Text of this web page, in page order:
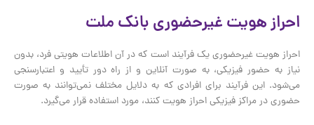
احراز هویت غیرحضوری بانک ملت
احراز هویت غیرحضوری یک فرآیند است که در آن اطلاعات هویتی فرد، بدون
نیاز به حضور فیزیکی، به صورت آنلاین و از راه دور تأیید و اعتبارسنجی
می‌شود. این فرآیند برای افرادی که به دلایل مختلف نمی‌توانند به صورت
حضوری در مراکز فیزیکی احراز هویت کنند، مورد استفاده قرار می‌گیرد.